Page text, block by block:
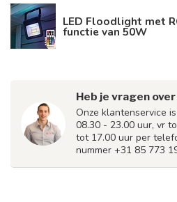
LED Floodlight met
functie van 50W
Heb je vragen
Onze klantenservice
08.30 - 23.00 uur, vr
tot 17.00 uur per
nummer +31 85 773